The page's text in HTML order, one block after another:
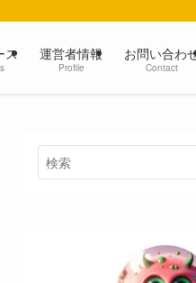
ス 運営者情報
Profile
お問い合わ
Contact